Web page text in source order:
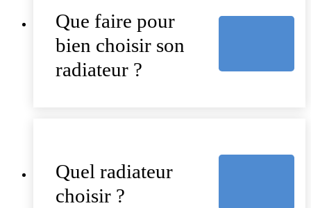
Que faire pour
bien choisir son
radiateur ?
Quel radiateur
choisir ?